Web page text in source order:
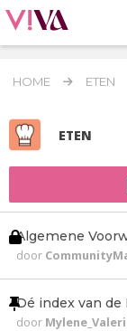
HOME ETEN
ETEN
Algemene
door
Dé index van
door